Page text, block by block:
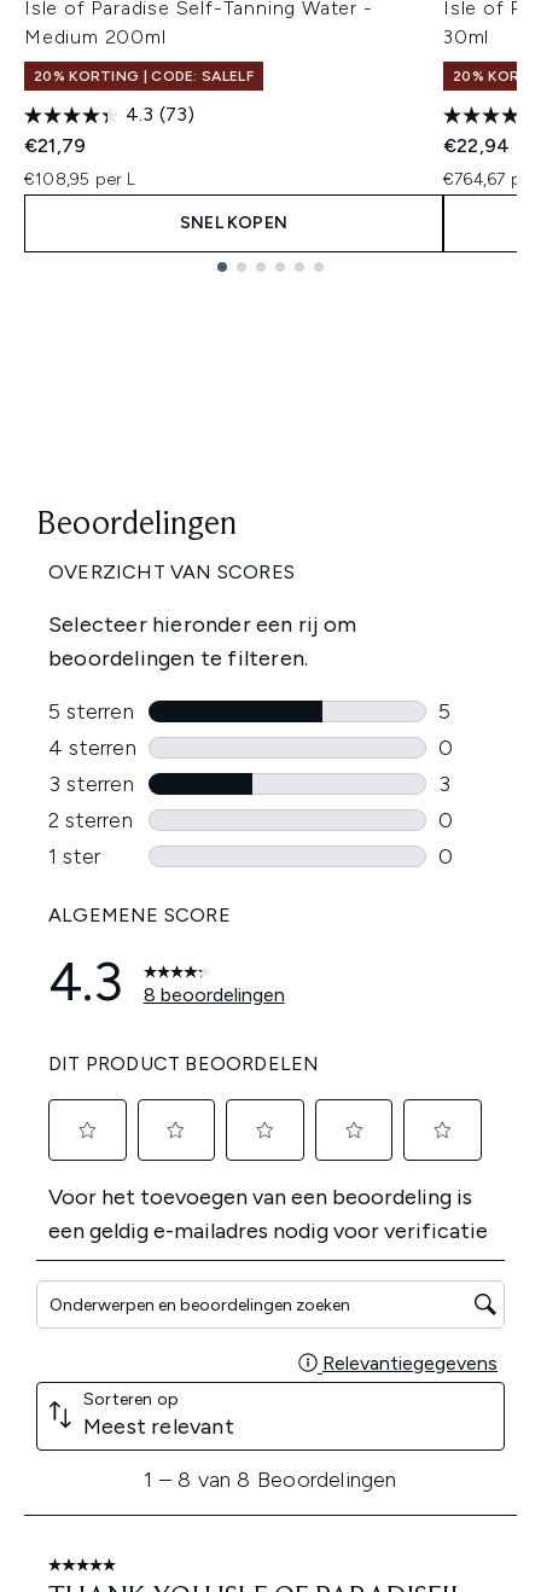
Isle of Paradise Self-Tanning Water -
Medium 200ml
20% KORTING | CODE: SALELF
4.3 (73)
€21,79
€108,95 per L
SNEL KOPEN
Isle of
30ml
20%
€22,94
€764,67 per